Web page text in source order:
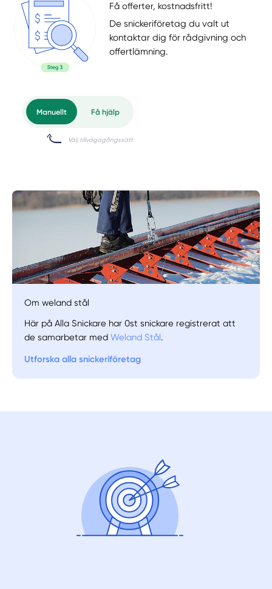
Få offerter, kostnadsfritt!
De snickeriföretag du valt ut
kontaktar dig för rådgivning och
offertlämning.
Manuellt Få hjälp
Om weland stål
Här på Alla Snickare har 0st snickare registrerat att
de samarbetar medWeland Stål.
Utforska alla snickeriföretag